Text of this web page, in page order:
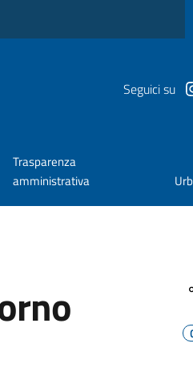
Seguici su
Trasparenza
amministrativa